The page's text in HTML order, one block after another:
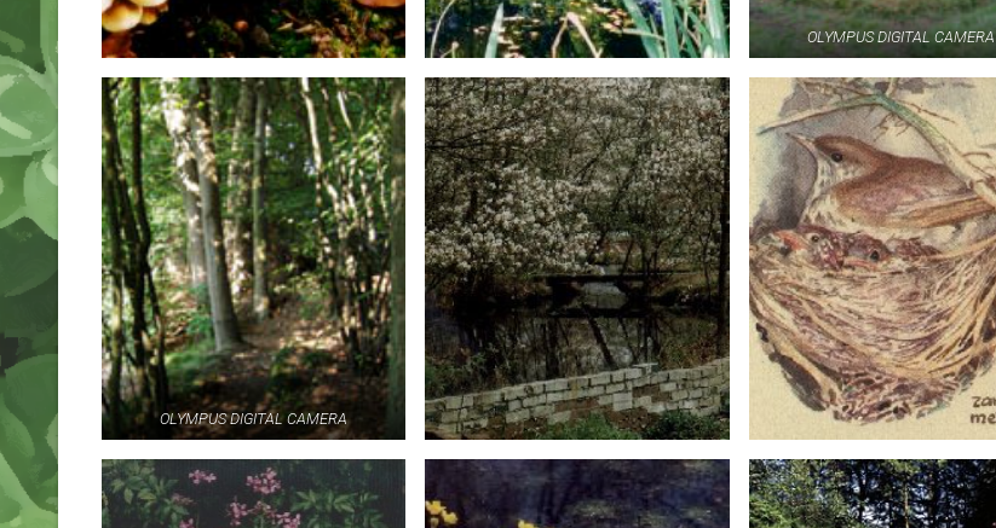
OLYMPUS DIGITAL CAMERA
OLYMPUS DIGITAL CAMERA